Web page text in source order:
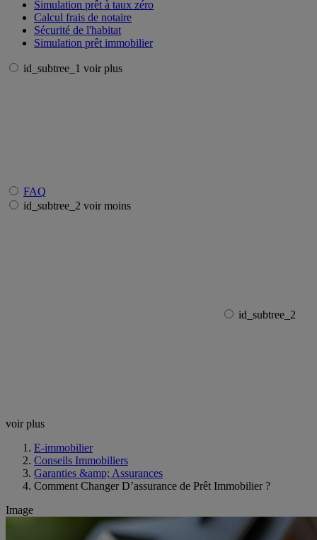
Simulation prêt à taux zéro
Calcul frais de notaire
Sécurité de l'habitat
Simulation prêt immobilier
id_subtree_1 voir plus
FAQ
id_subtree_2 voir moins
id_subtree_2
voir plus
E-immobilier
Conseils Immobiliers
Garanties &amp; Assurances
Comment Changer D’assurance de Prêt Immobilier ?
Image